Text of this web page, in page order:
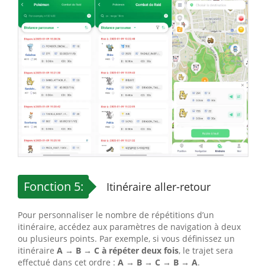
Fonction 5: Itinéraire aller-retour
Pour personnaliser le nombre de répétitions d’un
itinéraire, accédez aux paramètres de navigation à deux
ou plusieurs points. Par exemple, si vous définissez un
itinéraire A → B → C à répéter deux fois, le trajet sera
effectué dans cet ordre : A → B → C → B → A.